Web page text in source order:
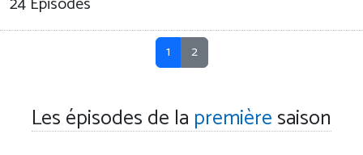
1 2
Les épisodes de la premièresaison